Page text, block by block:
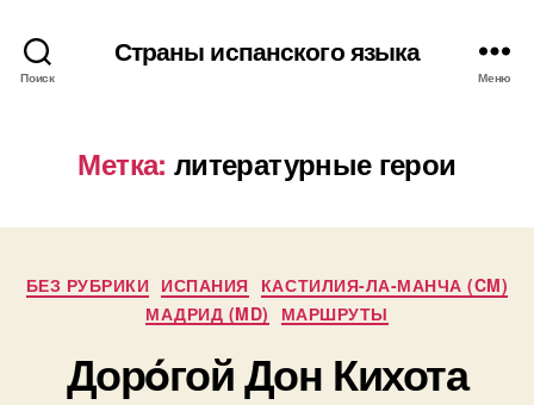
Поиск
Страны испанского языка
Меню
Метка: литературные герои
Р
у
б
р
и
БЕЗ РУБРИКИ ИСПАНИЯ КАСТИЛИЯ-ЛА-МАНЧА (CM)
МАДРИД (MD)
МАРШРУТЫ
Дорóгой Дон Кихота